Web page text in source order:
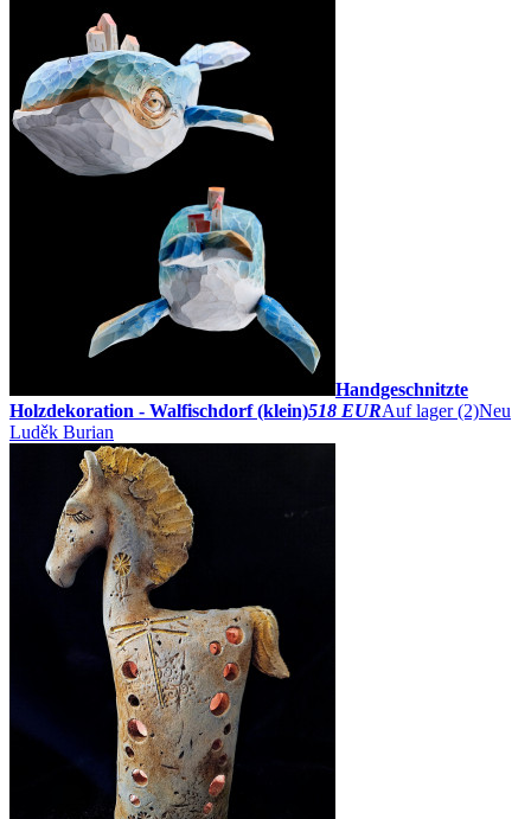
Handgeschnitzte
Holzdekoration - Walfischdorf (klein)518 EURAuf lager (2)Neu
Luděk Burian